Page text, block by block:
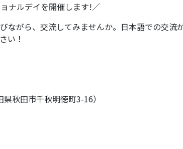
ナルデイを開催します!／
ながら、交流してみませんか。日本語での交
い！
秋田市千秋明徳町3-16）